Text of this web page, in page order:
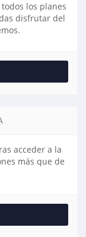
los planes
disfrutar del
acceder a la
más que de